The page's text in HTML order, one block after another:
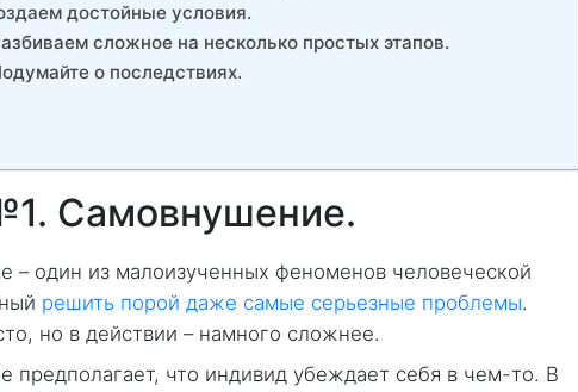
достойные условия.
сложное на несколько простых этапов.
о последствиях.
Самовнушение.
– один из малоизученных феноменов человеческой
решить порой даже самые серьезные проблемы.
но в действии – намного сложнее.
предполагает, что индивид убеждает себя в чем-то. В